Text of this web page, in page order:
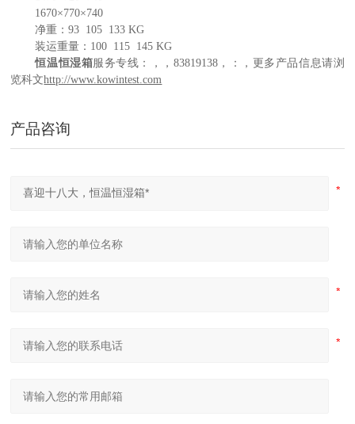
1670×770×740
净重 ：93 105 133 KG
装运重量 ： 100 115 145 KG
恒温恒湿箱服务专线： ， ， 83819138， ：
，更多产品信息请浏
览科文http://www.kowintest.com
产品咨询